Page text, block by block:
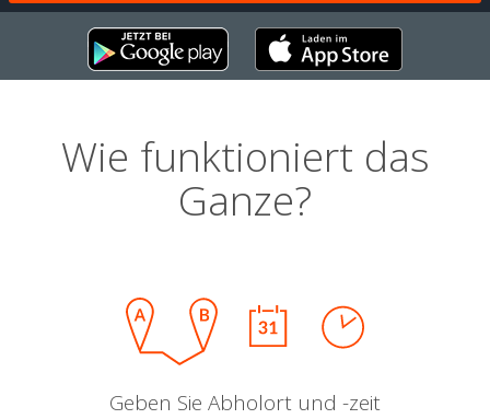
Wie funktioniert das
Ganze?
Geben Sie Abholort und -zeit